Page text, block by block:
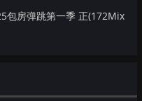
包房弹跳第一季 正(172Mix